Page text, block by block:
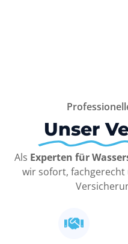
Unser
Als Experten für
wir sofort, fachgerecht